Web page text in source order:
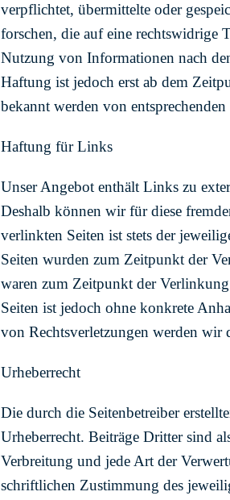
verpflichtet, übermittelte oder
forschen, die auf eine rechtswidrige
Nutzung von Informationen nach
Haftung ist jedoch erst ab dem
bekannt werden von
Haftung für Links
Unser Angebot enthält Links zu
Deshalb können wir für diese
verlinkten Seiten ist stets der
Seiten wurden zum Zeitpunkt der
waren zum Zeitpunkt der
Seiten ist jedoch ohne konkrete
von Rechtsverletzungen werden wir
Urheberrecht
Die durch die Seitenbetreiber
Urheberrecht. Beiträge Dritter sind
Verbreitung und jede Art der
schriftlichen Zustimmung des